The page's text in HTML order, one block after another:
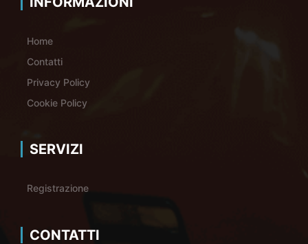
Home
Contatti
Privacy Policy
Cookie Policy
SERVIZI
Registrazione
CONTATTI